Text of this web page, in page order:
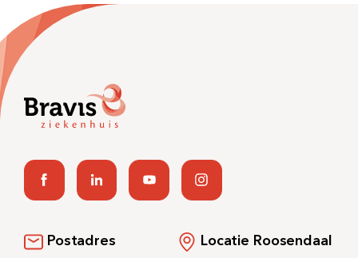
Postadres Locatie Roosendaal